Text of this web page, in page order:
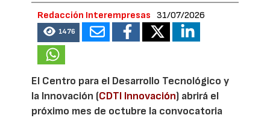
Redacción Interempresas 31/07/2026
1476
El Centro para el Desarrollo Tecnológico y
la Innovación (CDTI Innovación) abrirá el
próximo mes de octubre la convocatoria